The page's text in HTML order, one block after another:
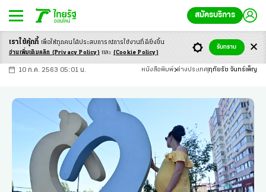
สมัครบริการ
-ก ก ก+
10 ก.ค. 2563 05:01 น. หนังสือพิมพ์ ต่างประเทศฤทัยรัช จันทร์เพ็ญ
เราใช้คุ้กกี้ เพื่อให้ทุกคนได้ประสบการณ์การใช้งานที่ดียิ่งขึ้น
อ่านเพิ่มเติมคลิก (Privacy Policy) และ (Cookie Policy)
รับทราบ